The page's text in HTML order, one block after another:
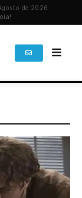
de 2026